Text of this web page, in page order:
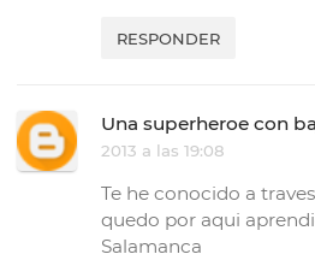
RESPONDER
Una superheroe con
2013 a las 19:08
Te he conocido a
quedo por aqui
Salamanca